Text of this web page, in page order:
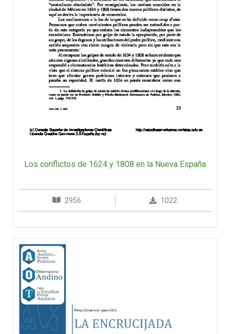
Los conflictos de 1624 y 1808 en la Nueva España
2956 1022